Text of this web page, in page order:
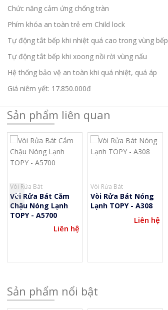
Chức năng cảm ứng chống tràn
Phím khóa an toàn trẻ em Child lock
Tự động tắt bếp khi nhiệt quá cao trong vùng bếp
Tự động tắt bếp khi xoong nồi rời vùng nấu
Hệ thống bảo vệ an toàn khi quá nhiệt, quá áp
Giá niêm yết: 17.850.000đ
Sản phẩm liên quan
Vòi Rửa Bát
Vòi Rửa Bát Cắm
Chậu Nóng Lạnh
TOPY - A5700
Liên hệ
Vòi Rửa Bát
Vòi Rửa Bát Nóng
Lạnh TOPY - A308
Liên hệ
Sản phẩm nổi bật